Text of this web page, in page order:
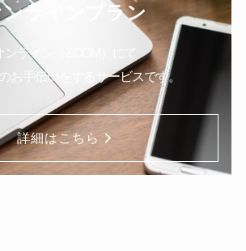
ラインプラン
ンライン（ZOOM）にて
お手伝いをするサービスです。
詳細はこちら